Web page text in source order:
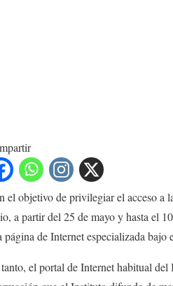
el objetivo de privilegiar el acceso a
a partir del 25 de mayo y hasta el
página de Internet especializada bajo
el portal de Internet habitual